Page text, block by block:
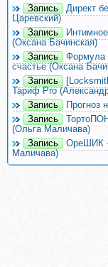
Запись
Директ
Царевский)
Запись
(Оксана Бачинская)
Запись
Формула
счастье (Оксана
Запись
Тариф Pro
Запись
Прогноз
Запись
(Ольга Маличава)
Запись
ОреШИК
Маличава)